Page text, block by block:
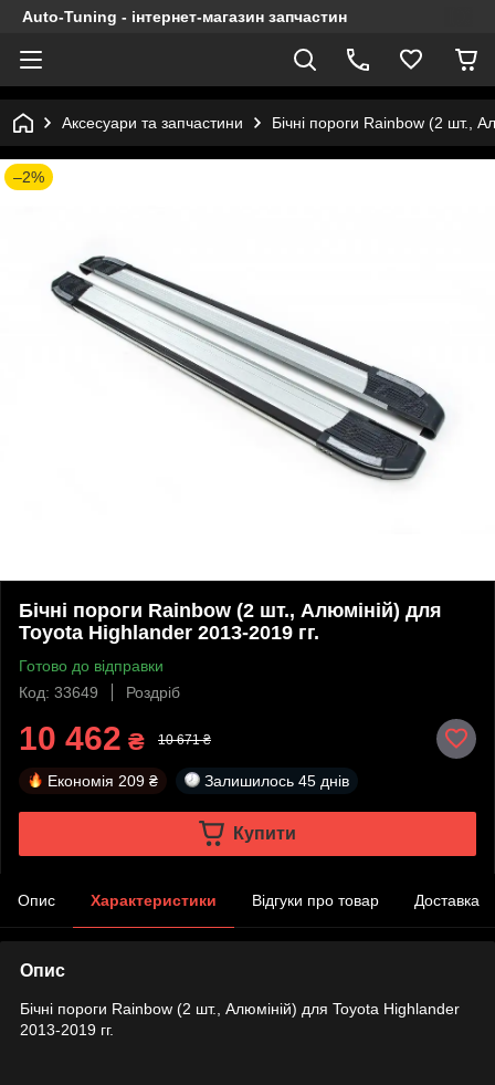
Auto-Tuning - інтернет-магазин запчастин
Аксесуари та запчастини Бічні пороги Rainbow (2 шт.,
–2%
Бічні пороги Rainbow (2 шт., Алюміній) для
Toyota Highlander 2013-2019 гг.
Готово до відправки
Код: 33649
Роздріб
10 462 ₴ 10 671 ₴
Економія 209 ₴ Залишилось 45 днів
Купити
Опис Характеристики Відгуки про товар Доставка
Опис
Бічні пороги Rainbow (2 шт., Алюміній) для Toyota Highlander
2013-2019 гг.